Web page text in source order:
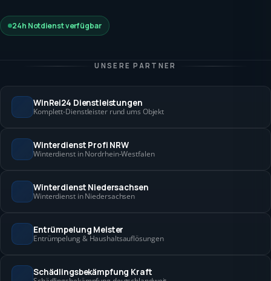
24h Notdienst verfügbar
UNSERE PARTNER
WinRei24 Dienstleistungen
Komplett-Dienstleister rund ums Objekt
Winterdienst Profi NRW
Winterdienst in Nordrhein-Westfalen
Winterdienst Niedersachsen
Winterdienst in Niedersachsen
Entrümpelung Meister
Entrümpelung & Haushaltsauflösungen
Schädlingsbekämpfung Kraft